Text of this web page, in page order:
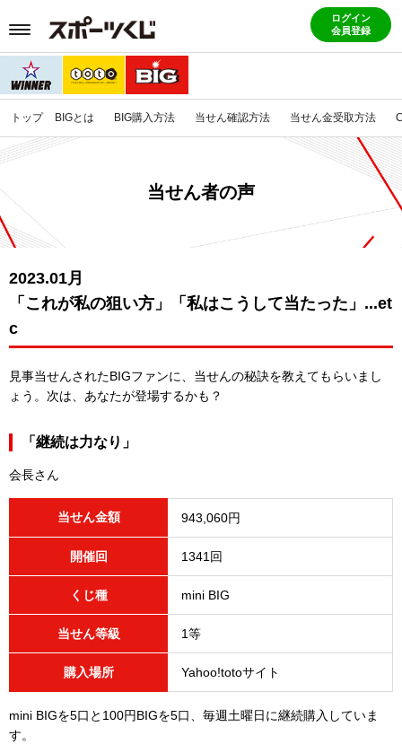
ログイン
会員登録
トップ BIGとは BIG購入方法 当せん確認方法 当せん金受取方法
当せん者の声
2023.01月
「これが私の狙い方」「私はこうして当たった」...et
c
見事当せんされたBIGファンに、当せんの秘訣を教えてもらいまし
ょう。 次は、あなたが登場するかも？
「継続は力なり」
会長さん
当せん金額 943,060円
開催回 1341回
くじ種 mini BIG
当せん等級 1等
購入場所 Yahoo!totoサイト
mini BIGを5口と100円BIGを5口、毎週土曜日に継続購入していま
す。